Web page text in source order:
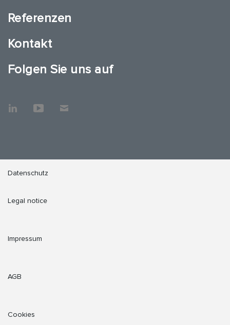
Referenzen
Kontakt
Folgen Sie uns auf
Datenschutz
Legal notice
Impressum
AGB
Cookies